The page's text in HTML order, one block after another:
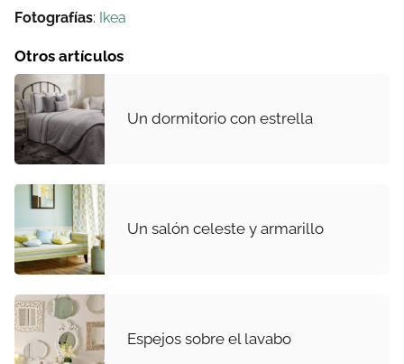
Fotografías: Ikea
Otros artículos
Un dormitorio con estrella
Un salón celeste y armarillo
Espejos sobre el lavabo